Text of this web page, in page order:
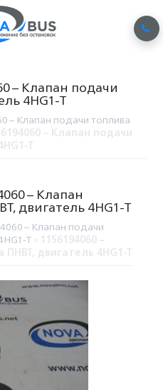
– Клапан подачи
4HG1-T
– Клапан подачи топлива
– Клапан
двигатель 4HG1-T
– Клапан подачи
T